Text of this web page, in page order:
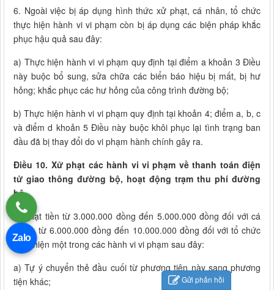
6. Ngoài việc bị áp dụng hình thức xử phạt, cá nhân, tổ chức
thực hiện hành vi vi phạm còn bị áp dụng các biện pháp khắc
phục hậu quả sau đây:
a) Thực hiện hành vi vi phạm quy định tại điểm a khoản 3 Điều
này buộc bổ sung, sửa chữa các biển báo hiệu bị mất, bị hư
hỏng; khắc phục các hư hỏng của công trình đường bộ;
b) Thực hiện hành vi vi phạm quy định tại khoản 4; điểm a, b, c
và điểm d khoản 5 Điều này buộc khôi phục lại tình trạng ban
đầu đã bị thay đổi do vi phạm hành chính gây ra.
Điều 10. Xử phạt các hành vi vi phạm về thanh toán điện
tử giao thông đường bộ, hoạt động trạm thu phí đường
bộ
1. Phạt tiền từ 3.000.000 đồng đến 5.000.000 đồng đối với cá
nhân, từ 6.000.000 đồng đến 10.000.000 đồng đối với tổ chức
thực hiện một trong các hành vi vi phạm sau đây:
a) Tự ý chuyển thẻ đầu cuối từ phương tiện này sang phương
tiện khác;
Gửi phản hồi
Zalo